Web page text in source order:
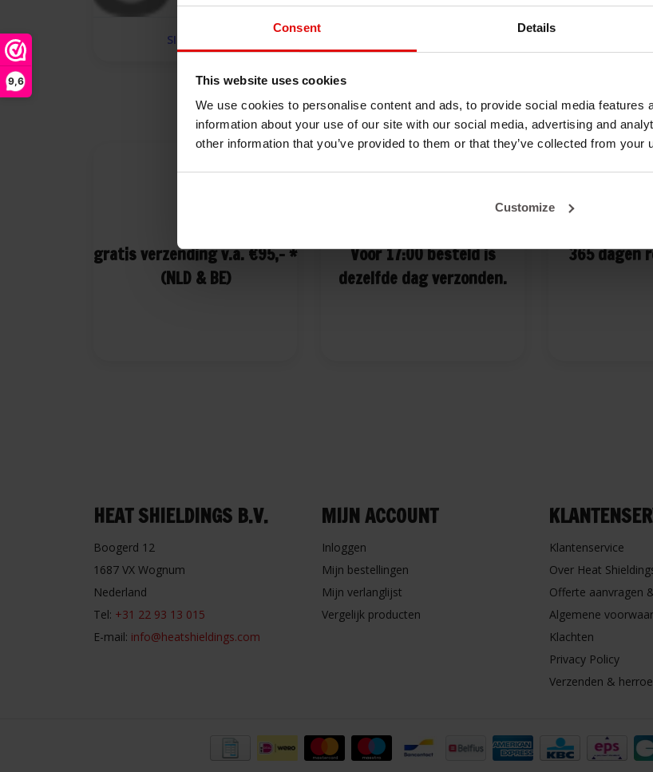
Consent Details
This website uses cookies
We use cookies to personalise content and ads, to provide social media features
information about your use of our site with our social media, advertising and
other information that you’ve provided to them or that they’ve collected from your
Customize
9,6
SINOGRAF
gratis verzending v.a. €95,- *
(NLD & BE)
Voor 17:00 besteld is
dezelfde dag verzonden.
365 dagen
HEAT SHIELDINGS B.V.
Boogerd 12
1687 VX Wognum
Nederland
Tel: +31 22 93 13 015
E-mail: info@heatshieldings.com
MIJN ACCOUNT
Inloggen
Mijn bestellingen
Mijn verlanglijst
Vergelijk producten
Klantenservice
Over Heat
Offerte aanvragen
Algemene
Klachten
Privacy Policy
Verzenden &